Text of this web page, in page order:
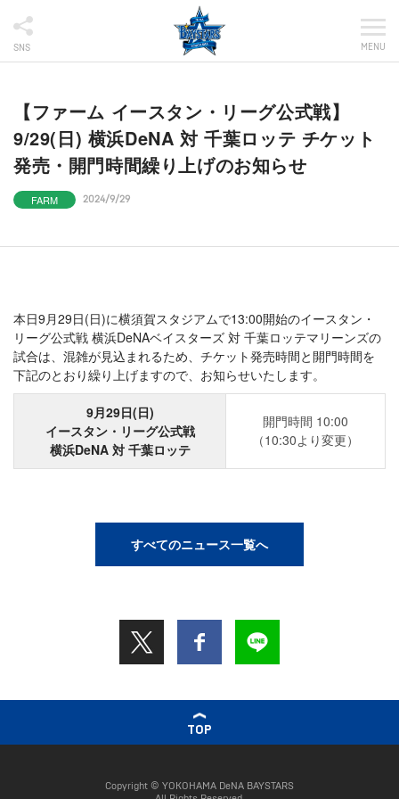
SNS MENU
【ファーム イースタン・リーグ公式戦】
9/29(日) 横浜DeNA 対 千葉ロッテ チケット
発売・開門時間繰り上げのお知らせ
FARM 2024/9/29
本日9月29日(日)に横須賀スタジアムで13:00開始のイースタン・
リーグ公式戦 横浜DeNAベイスターズ 対 千葉ロッテマリーンズの
試合は、混雑が見込まれるため、チケット発売時間と開門時間を
下記のとおり繰り上げますので、お知らせいたします。
9月29日(日)
イースタン・リーグ公式戦
横浜DeNA 対 千葉ロッテ
開門時間 10:00
（10:30より変更）
すべてのニュース一覧へ
TOP
Copyright © YOKOHAMA DeNA BAYSTARS